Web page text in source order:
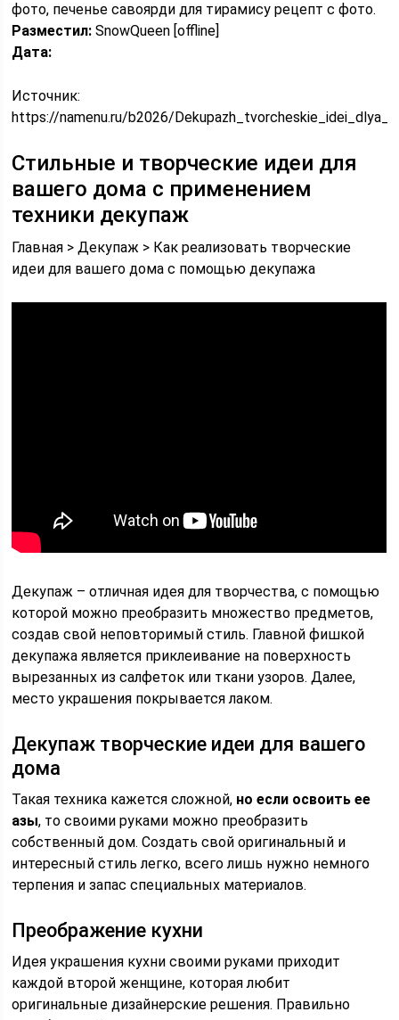
фото, печенье савоярди для тирамису рецепт с фото.
Разместил: SnowQueen [offline]
Дата:
Источник:
https://namenu.ru/b2026/
Стильные и творческие идеи для
вашего дома с применением
техники декупаж
Главная > Декупаж > Как реализовать творческие
идеи для вашего дома с помощью декупажа
Декупаж – отличная идея для творчества, с помощью
которой можно преобразить множество предметов,
создав свой неповторимый стиль. Главной фишкой
декупажа является приклеивание на поверхность
вырезанных из салфеток или ткани узоров. Далее,
место украшения покрывается лаком.
Декупаж творческие идеи для вашего
дома
Такая техника кажется сложной, но если освоить ее
азы, то своими руками можно преобразить
собственный дом. Создать свой оригинальный и
интересный стиль легко, всего лишь нужно немного
терпения и запас специальных материалов.
Преображение кухни
Идея украшения кухни своими руками приходит
каждой второй женщине, которая любит
оригинальные дизайнерские решения. Правильно